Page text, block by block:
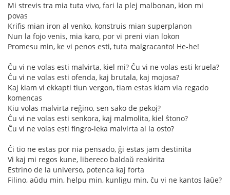
Mi strevis tra mia tuta vivo, fari la plej malbonan, kion mi
povas
Krifis mian iron al venko, konstruis mian superplanon
Nun la fojo venis, mia karo, por vi preni vian lokon
Promesu min, ke vi penos esti, tuta malgracanto! He-he!
Ĉu vi ne volas esti malvirta, kiel mi? Ĉu vi ne volas esti kruela?
Ĉu vi ne volas esti ofenda, kaj brutala, kaj mojosa?
Kaj kiam vi ekkapti tiun vergon, tiam estas kiam via regado
komencas
Kiu volas malvirta reĝino, sen sako de pekoj?
Ĉu vi ne volas esti senkora, kaj malmolita, kiel ŝtono?
Ĉu vi ne volas esti fingro-leka malvirta al la osto?
Ĉi tio ne estas por nia pensado, ĝi estas jam destinita
Vi kaj mi regos kune, libereco baldaŭ reakirita
Estrino de la universo, potenca kaj forta
Filino, aŭdu min, helpu min, kunligu min, ĉu vi ne kantos laŭe?